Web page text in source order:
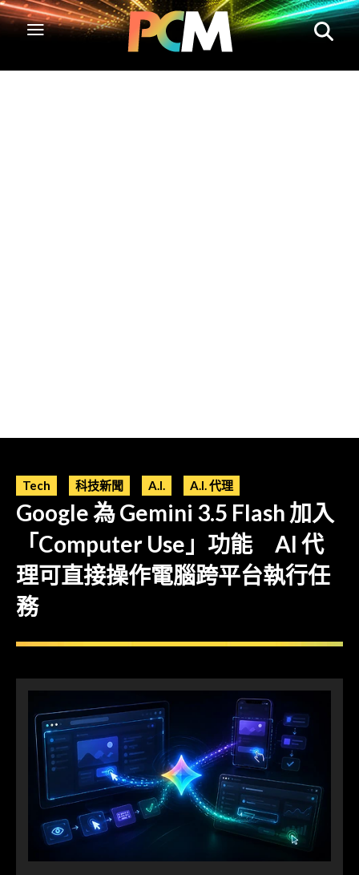
Tech 科技新聞 A.I. A.I. 代理
Google 為 Gemini 3.5 Flash 加入
「Computer Use」功能 AI 代
理可直接操作電腦跨平台執行任
務